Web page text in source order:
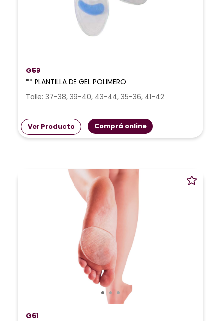
G59
** PLANTILLA DE GEL POLIMERO
Talle: 37-38, 39-40, 43-44, 35-36, 41-42
Ver Producto Comprá online
G61